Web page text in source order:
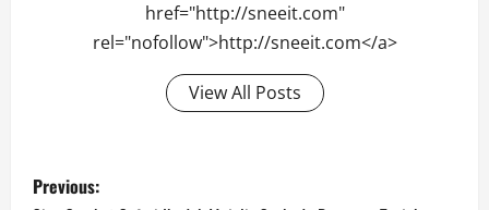
href="http://sneeit.com"
rel="nofollow">http://sneeit.com</a>
View All Posts
Post
Previous: